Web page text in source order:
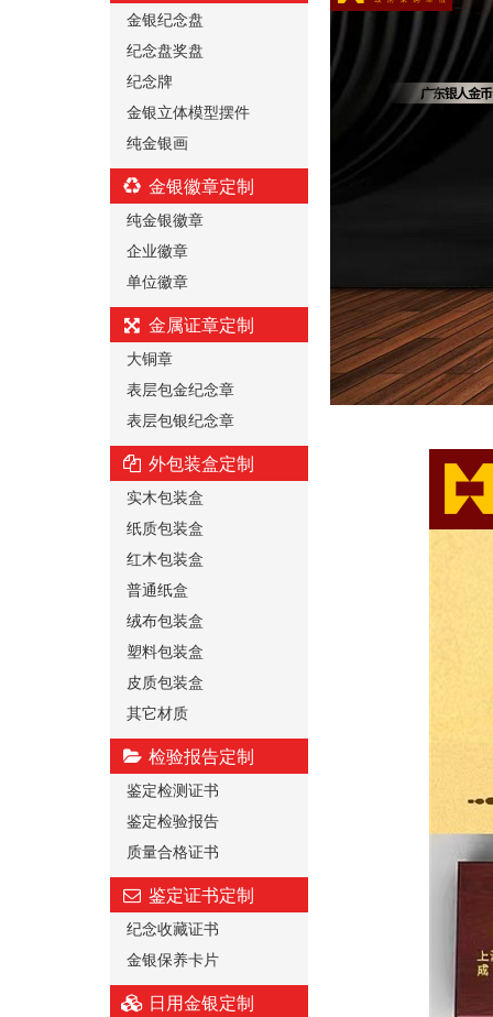
金银纪念盘
纪念盘奖盘
纪念牌
金银立体模型摆件
纯金银画
金银徽章定制
纯金银徽章
企业徽章
单位徽章
金属证章定制
大铜章
表层包金纪念章
表层包银纪念章
外包装盒定制
实木包装盒
纸质包装盒
红木包装盒
普通纸盒
绒布包装盒
塑料包装盒
皮质包装盒
其它材质
检验报告定制
鉴定检测证书
鉴定检验报告
质量合格证书
鉴定证书定制
纪念收藏证书
金银保养卡片
日用金银定制